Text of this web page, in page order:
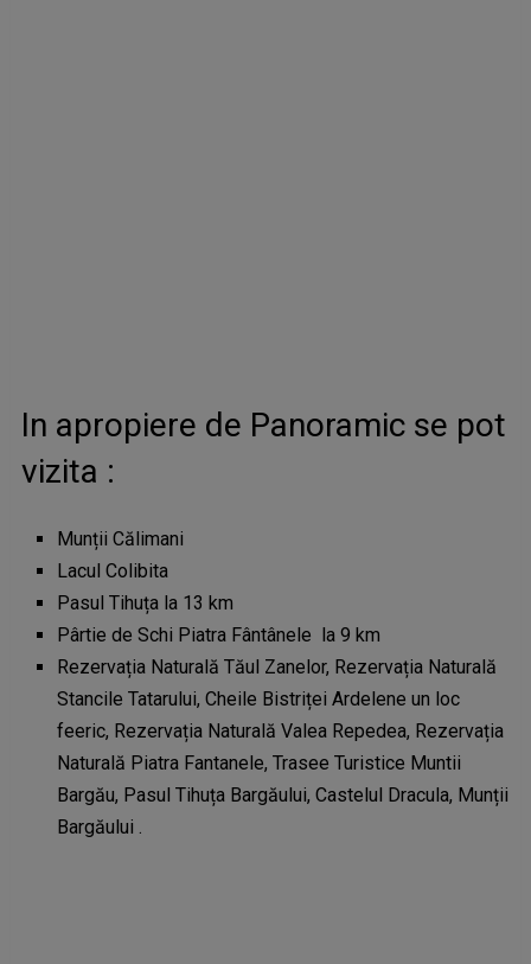
In apropiere de Panoramic se pot
vizita :
Munții Călimani
Lacul Colibita
Pasul Tihuța la 13 km
Pârtie de Schi Piatra Fântânele la 9 km
Rezervația Naturală Tăul Zanelor, Rezervația Naturală
Stancile Tatarului, Cheile Bistriței Ardelene un loc
feeric, Rezervația Naturală Valea Repedea, Rezervația
Naturală Piatra Fantanele, Trasee Turistice Muntii
Bargău, Pasul Tihuța Bargăului, Castelul Dracula, Munții
Bargăului .